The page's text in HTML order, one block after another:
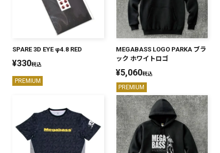
SPARE 3D EYE φ4.8 RED
¥330税込
PREMIUM
MEGABASS LOGO PARKA ブラ
ック ホワイトロゴ
¥5,060税込
PREMIUM